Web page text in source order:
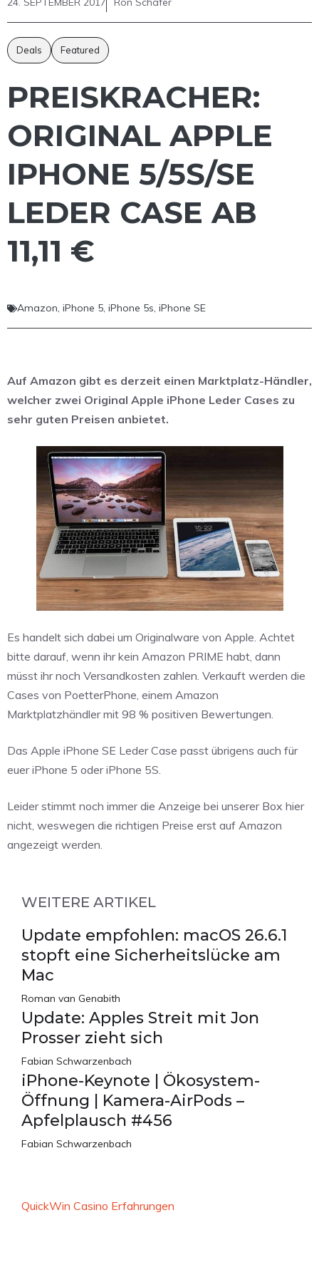
Deals Featured
PREISKRACHER:
ORIGINAL APPLE
IPHONE 5/5S/SE
LEDER CASE AB
11,11 €
Amazon, iPhone 5, iPhone 5s, iPhone SE
Auf Amazon gibt es derzeit einen Marktplatz-Händler,
welcher zwei Original Apple iPhone Leder Cases zu
sehr guten Preisen anbietet.
Es handelt sich dabei um Originalware von Apple. Achtet
bitte darauf, wenn ihr kein Amazon PRIME habt, dann
müsst ihr noch Versandkosten zahlen. Verkauft werden die
Cases von PoetterPhone, einem Amazon
Marktplatzhändler mit 98 % positiven Bewertungen.
Das Apple iPhone SE Leder Case passt übrigens auch für
euer iPhone 5 oder iPhone 5S.
Leider stimmt noch immer die Anzeige bei unserer Box hier
nicht, weswegen die richtigen Preise erst auf Amazon
angezeigt werden.
WEITERE ARTIKEL
Update empfohlen: macOS 26.6.1
stopft eine Sicherheitslücke am
Mac
Roman van Genabith
Update: Apples Streit mit Jon
Prosser zieht sich
Fabian Schwarzenbach
iPhone-Keynote | Ökosystem-
Öffnung | Kamera-AirPods –
Apfelplausch #456
Fabian Schwarzenbach
QuickWin Casino Erfahrungen